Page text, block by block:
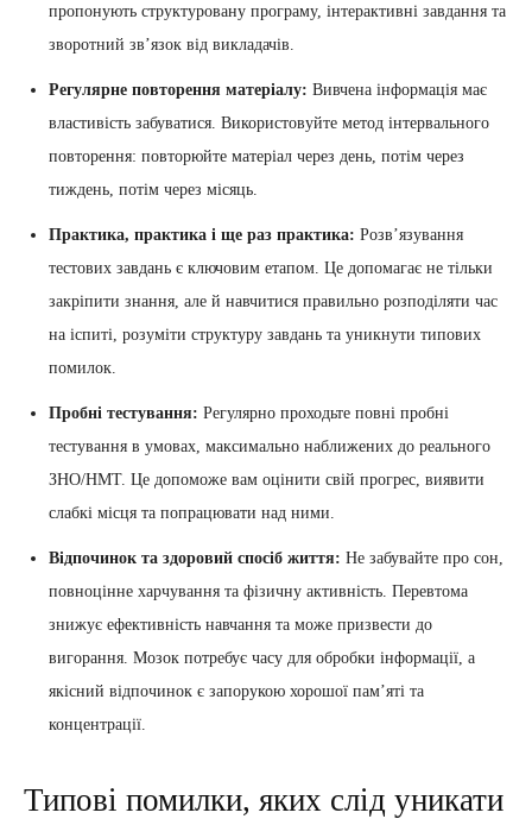
пропонують структуровану програму, інтерактивні завдання та
зворотний зв’язок від викладачів.
Регулярне повторення матеріалу: Вивчена інформація має
властивість забуватися. Використовуйте метод інтервального
повторення: повторюйте матеріал через день, потім через
тиждень, потім через місяць.
Практика, практика і ще раз практика: Розв’язування
тестових завдань є ключовим етапом. Це допомагає не тільки
закріпити знання, але й навчитися правильно розподіляти час
на іспиті, розуміти структуру завдань та уникнути типових
помилок.
Пробні тестування: Регулярно проходьте повні пробні
тестування в умовах, максимально наближених до реального
ЗНО/НМТ. Це допоможе вам оцінити свій прогрес, виявити
слабкі місця та попрацювати над ними.
Відпочинок та здоровий спосіб життя: Не забувайте про сон,
повноцінне харчування та фізичну активність. Перевтома
знижує ефективність навчання та може призвести до
вигорання. Мозок потребує часу для обробки інформації, а
якісний відпочинок є запорукою хорошої пам’яті та
концентрації.
Типові помилки, яких слід уникати